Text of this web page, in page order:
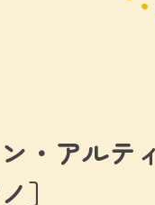
・アルテ
］